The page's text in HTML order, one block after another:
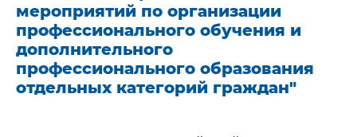
мероприятий по организации
профессионального обучения и
дополнительного
профессионального образования
отдельных категорий граждан"